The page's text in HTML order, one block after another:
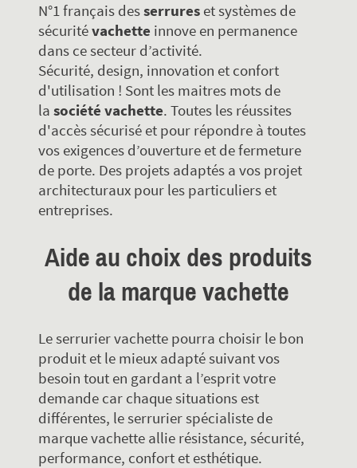
N°1 français desserrures et systèmes de
sécuritévachette innove en permanence
dans ce secteur d’activité.
Sécurité, design, innovation et confort
d'utilisation ! Sont les maitres mots de
la société vachette. Toutes les réussites
d'accès sécurisé et pour répondre à toutes
vos exigences d’ouverture et de fermeture
de porte. Des projets adaptés a vos projet
architecturaux pour les particuliers et
entreprises.
Aide au choix des produits
de la marque vachette
Le serrurier vachette pourra choisir le bon
produit et le mieux adapté suivant vos
besoin tout en gardant a l’esprit votre
demande car chaque situations est
différentes, le serrurier spécialiste de
marque vachette allie résistance, sécurité,
performance, confort et esthétique.